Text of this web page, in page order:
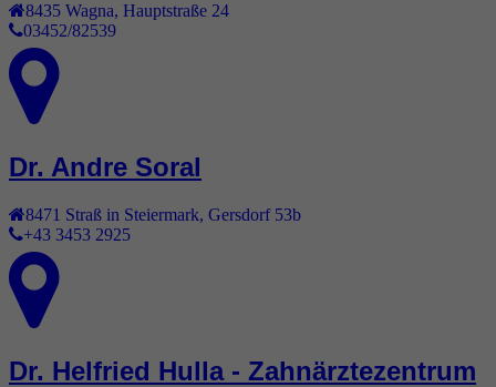
8435 Wagna Hauptstraße 24
03452/82539
Dr. Andre Soral
8471 Straß in Steiermark Gersdorf 53b
+43 3453 2925
Dr. Helfried Hulla - Zahnärztezentrum